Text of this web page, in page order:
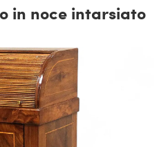
in noce intarsiato